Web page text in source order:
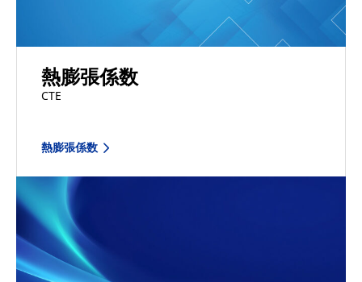
熱膨張係数
CTE
熱膨張係数